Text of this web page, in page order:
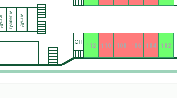
102
104
106
108
110
112